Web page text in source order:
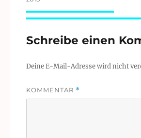
Schreibe einen
Deine E-Mail-Adresse wird nicht
KOMMENTAR *